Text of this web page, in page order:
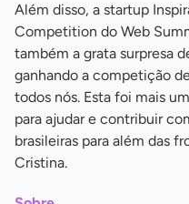
Além disso, a startup
Competition do Web
também a grata surpresa
ganhando a competição
todos nós. Esta foi mais
para ajudar e contribuir
brasileiras para além das
Cristina.